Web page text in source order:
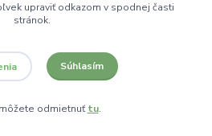
2,1m 10-20g
53,50 EUR
44,58 EUR
upraviť odkazom v spodnej časti
stránok.
Súhlasím
odmietnuťtu.